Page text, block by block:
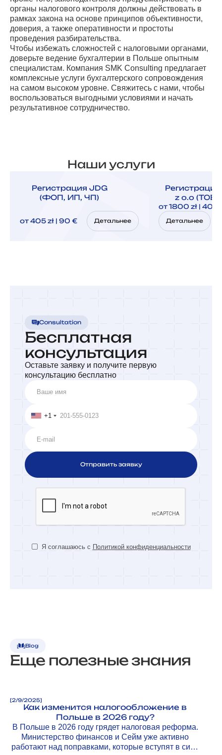
органы налогового контроля должны действовать в
рамках закона на основе принципов объективности,
доверия, а также оперативности и простоты
проведения разбирательства.
Чтобы избежать сложностей с налоговыми органами,
доверьте ведение бухгалтерии в Польше опытным
специалистам. Компания SMK Consulting предлагает
комплексные услуги бухгалтерского сопровождения
на самом высоком уровне. Свяжитесь с нами, чтобы
воспользоваться выгодными условиями и начать
результативное сотрудничество.
Наши услуги
Регистрация JDG
(ФОП, ИП, ЧП)
от 405 zł | 90 € Детальнее
Регистрация
z o.o (ТОВ,
от 1800 zł | 400
Детальнее
Consultation
Бесплатная
консультация
Оставьте заявку и получите первую
консультацию бесплатно
+1
Я соглашаюсь с Политикой конфиденциальности
Blog
Еще полезные знания
[2/9/2025]
Как изменится налогообложение в
Польше в 2026 году?
В Польше в 2026 году грядет налоговая реформа.
Министерство финансов и Сейм уже активно
работают над поправками, которые вступят в силу